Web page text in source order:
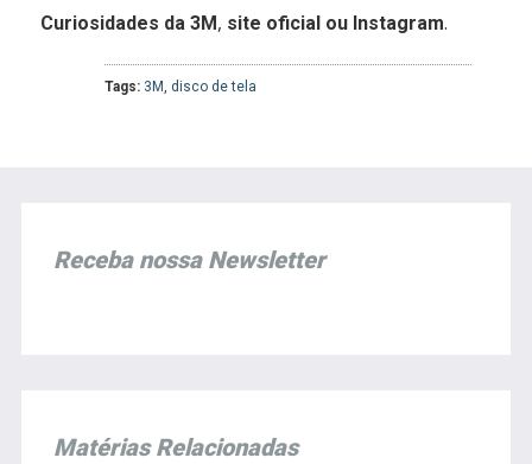
Curiosidades da 3M , site oficial ou Instagram.
Tags: 3M, disco de tela
Receba nossa Newsletter
Matérias Relacionadas